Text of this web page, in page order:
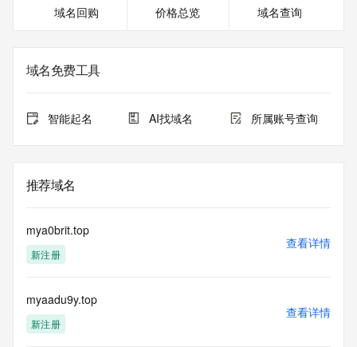
域名回购 价格总览 域名查询
域名免费工具
智能起名 AI找域名 所属账号查询
推荐域名
mya0brit.top
新注册
查看详情
myaadu9y.top
新注册
查看详情